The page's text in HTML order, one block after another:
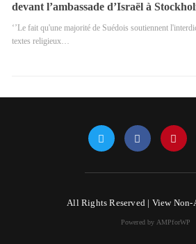
devant l’ambassade d’Israël à
‘’Le fait qu'une majorité de Suédois soutiennent
textes religieux…
All Rights Reserved | View Non-
Powered by AMPforWP